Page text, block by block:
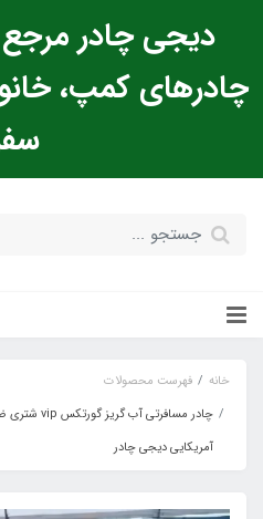
دیجی چادر
چادرهای کمپ،
خانه
فهرست محصولات
آمریکایی دیجی چادر